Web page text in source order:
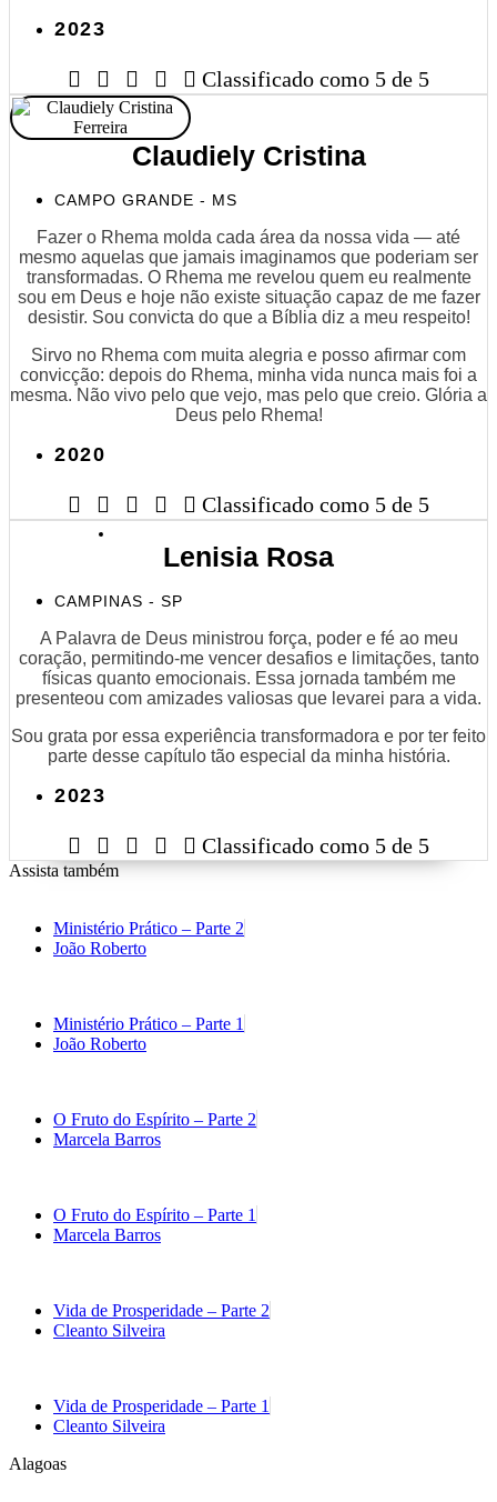
2023
     Classificado como 5 de 5
Claudiely Cristina
CAMPO GRANDE - MS
Fazer o Rhema molda cada área da nossa vida — até
mesmo aquelas que jamais imaginamos que poderiam ser
transformadas. O Rhema me revelou quem eu realmente
sou em Deus e hoje não existe situação capaz de me fazer
desistir. Sou convicta do que a Bíblia diz a meu respeito!
Sirvo no Rhema com muita alegria e posso afirmar com
convicção: depois do Rhema, minha vida nunca mais foi a
mesma. Não vivo pelo que vejo, mas pelo que creio. Glória a
Deus pelo Rhema!
2020
     Classificado como 5 de 5
Lenisia Rosa
CAMPINAS - SP
A Palavra de Deus ministrou força, poder e fé ao meu
coração, permitindo-me vencer desafios e limitações, tanto
físicas quanto emocionais. Essa jornada também me
presenteou com amizades valiosas que levarei para a vida.
Sou grata por essa experiência transformadora e por ter feito
parte desse capítulo tão especial da minha história.
2023
     Classificado como 5 de 5
Assista também
Ministério Prático – Parte 2
João Roberto
Ministério Prático – Parte 1
João Roberto
O Fruto do Espírito – Parte 2
Marcela Barros
O Fruto do Espírito – Parte 1
Marcela Barros
Vida de Prosperidade – Parte 2
Cleanto Silveira
Vida de Prosperidade – Parte 1
Cleanto Silveira
Alagoas